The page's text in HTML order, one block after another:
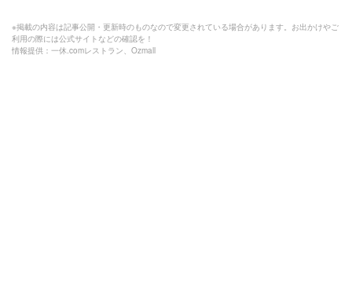
※掲載の内容は記事公開・更新時のものなので変更されている場合があります。お出かけやご
利用の際には公式サイトなどの確認を！
情報提供：一休.comレストラン、Ozmall